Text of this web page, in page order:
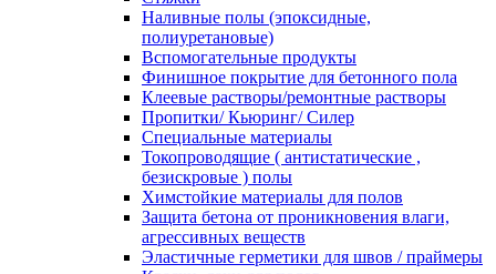
Наливные полы (эпоксидные,
полиуретановые)
Вспомогательные продукты
Финишное покрытие для бетонного пола
Клеевые растворы/ремонтные растворы
Пропитки/ Кьюринг/ Силер
Специальные материалы
Токопроводящие ( антистатические ,
безискровые ) полы
Химстойкие материалы для полов
Защита бетона от проникновения влаги,
агрессивных веществ
Эластичные герметики для швов / праймеры